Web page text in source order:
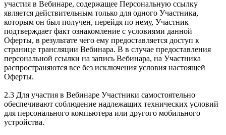
участия в Вебинаре, содержащее Персональную ссылку
является действительным только для одного Участника,
которым он был получен, перейдя по нему, Участник
подтверждает факт ознакомление с условиями данной
Оферты, в результате чего ему предоставляется доступ к
странице трансляции Вебинара. В в случае предоставления
персональной ссылки на запись Вебинара, на Участника
распространяются все без исключения условия настоящей
Оферты.
2.3 Для участия в Вебинаре Участники самостоятельно
обеспечивают соблюдение надлежащих технических условий
для персонального компьютера или другого мобильного
устройства.